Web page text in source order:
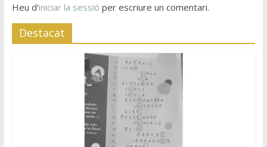
Heu d'iniciar la sessió per escriure un comentari.
Destacat